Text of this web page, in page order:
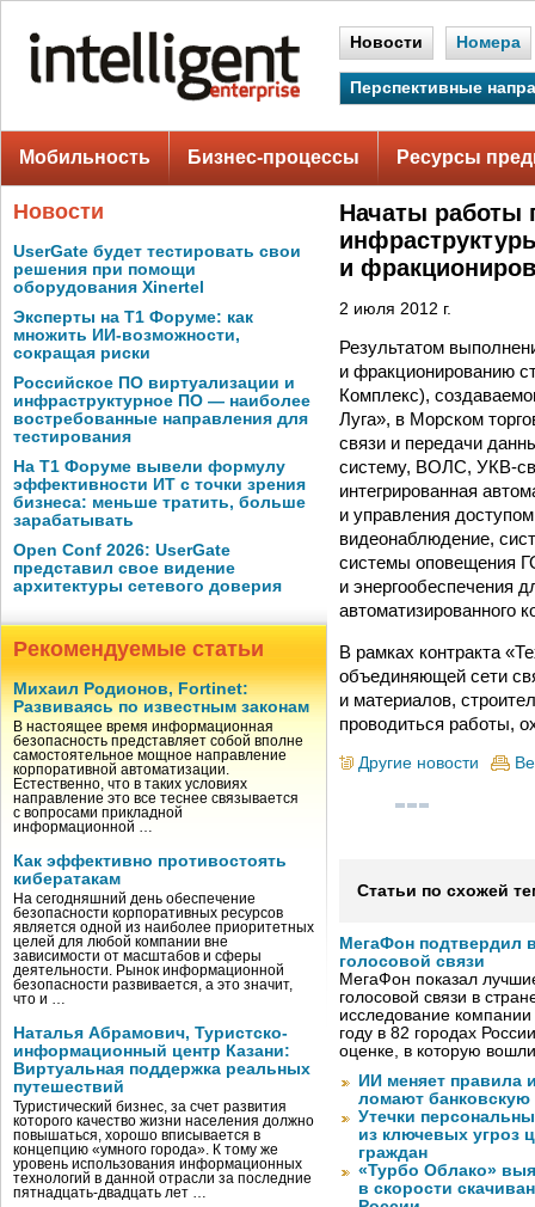
Новости Номера
Перспективные
Мобильность Бизнес-процессы Ресурсы
Новости
UserGate будет тестировать свои
решения при помощи
оборудования Xinertel
Эксперты на Т1 Форуме: как
множить ИИ-возможности,
сокращая риски
Российское ПО виртуализации и
инфраструктурное ПО — наиболее
востребованные направления для
тестирования
На Т1 Форуме вывели формулу
эффективности ИТ с точки зрения
бизнеса: меньше тратить, больше
зарабатывать
Open Conf 2026: UserGate
представил свое видение
архитектуры сетевого доверия
Рекомендуемые статьи
Михаил Родионов, Fortinet:
Развиваясь по известным законам
В настоящее время информационная
безопасность представляет собой вполне
самостоятельное мощное направление
корпоративной автоматизации.
Естественно, что в таких условиях
направление это все теснее связывается
с вопросами прикладной
информационной …
Как эффективно противостоять
кибератакам
На сегодняшний день обеспечение
безопасности корпоративных ресурсов
является одной из наиболее приоритетных
целей для любой компании вне
зависимости от масштабов и сферы
деятельности. Рынок информационной
безопасности развивается, а это значит,
что и …
Наталья Абрамович, Туристско-
информационный центр Казани:
Виртуальная поддержка реальных
путешествий
Туристический бизнес, за счет развития
которого качество жизни населения должно
повышаться, хорошо вписывается в
концепцию «умного города». К тому же
уровень использования информационных
технологий в данной отрасли за последние
пятнадцать-двадцать лет …
Начаты работы
и
2 июля 2012 г.
Результатом
и фракционированию
Комплекс),
Луга», в Морском
связи и передачи
систему, ВОЛС, УКВ-
интегрированная
и управления
видеонаблюдение,
системы оповещения
и энергообеспечения
автоматизированного
В рамках контракта
объединяющей сети
и материалов,
проводиться работы,
Другие новости
Статьи по схожей
МегаФон подтвердил
голосовой связи
МегаФон показал
голосовой связи в
исследование
году в 82 городах
оценке, в которую
ИИ меняет правила
ломают
Утечки
из ключевых угроз
граждан
«Турбо Облако»
в скорости